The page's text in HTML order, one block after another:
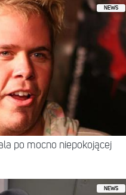
NEWS
po mocno niepokojącej
NEWS